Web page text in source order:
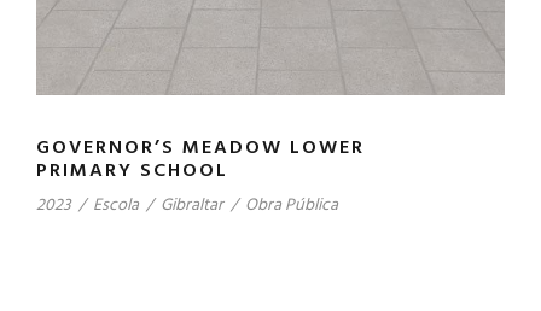
GOVERNOR’S MEADOW LOWER
PRIMARY SCHOOL
2023 / Escola / Gibraltar / Obra Pública